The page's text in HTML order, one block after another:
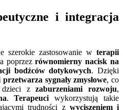
i integracja
szerokie zastosowanie w terapii
poprzezrównomierny nacisk na
bodźców dotykowych. Dzięki
sygnały zmysłowe, co
dzieci zzaburzeniami rozwoju,
.Terapeuci wykorzystują takie
trudności z wyciszeniem i